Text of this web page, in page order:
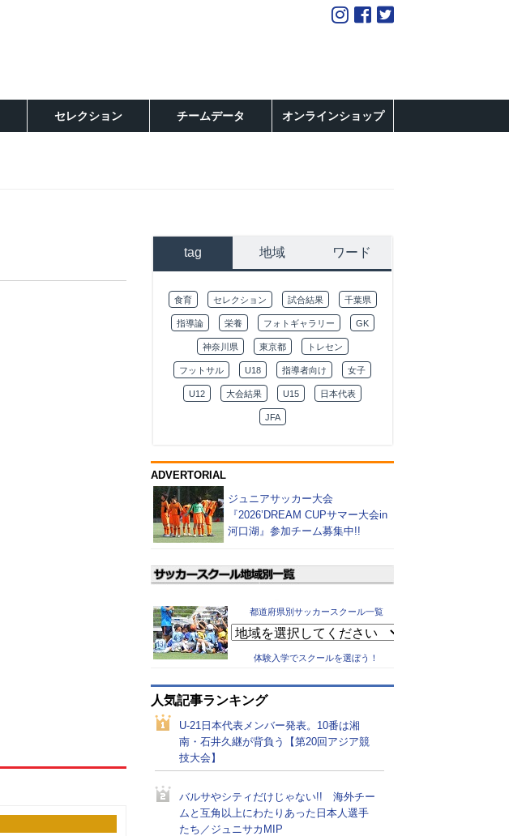
セレクション チームデータ オンラインショップ
tag 地域 ワード
食育 セレクション 試合結果 千葉県
指導論 栄養 フォトギャラリー GK
神奈川県 東京都 トレセン
フットサル U18 指導者向け 女子
U12 大会結果 U15 日本代表
JFA
ADVERTORIAL
ジュニアサッカー大会
『2026’DREAM CUPサマー大会in
河口湖』参加チーム募集中!!
都道府県別サッカースクール一覧
体験入学でスクールを選ぼう！
人気記事ランキング
U-21日本代表メンバー発表。10番は湘
南・石井久継が背負う【第20回アジア競
技大会】
バルサやシティだけじゃない!! 海外チー
ムと互角以上にわたりあった日本人選手
たち／ジュニサカMIP